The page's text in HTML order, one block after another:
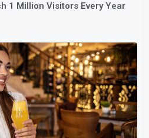
1 Million Visitors Every Year